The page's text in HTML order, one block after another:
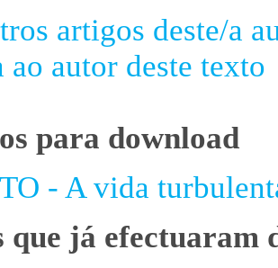
artigos deste/a
ao autor deste texto
para download
- A vida
que já efectuaram